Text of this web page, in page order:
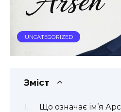
UNCATEGORIZED
Зміст
Що означає ім’я